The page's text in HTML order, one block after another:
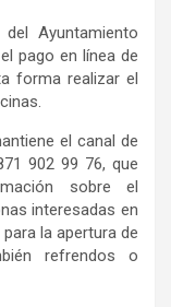
Ayuntamiento
pago en línea de
forma realizar el
tiene el canal de
902 99 76, que
sobre el
interesadas en
la apertura de
refrendos o